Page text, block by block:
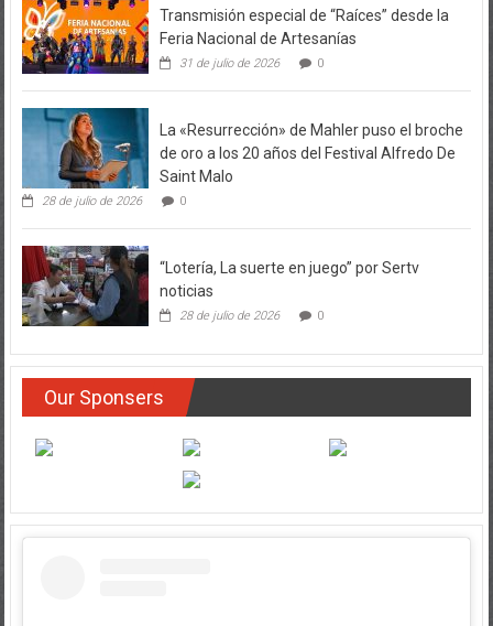
Transmisión especial de “Raíces” desde la
Feria Nacional de Artesanías
31 de julio de 2026 0
La «Resurrección» de Mahler puso el broche
de oro a los 20 años del Festival Alfredo De
Saint Malo
28 de julio de 2026 0
“Lotería, La suerte en juego” por Sertv
noticias
28 de julio de 2026 0
Our Sponsers